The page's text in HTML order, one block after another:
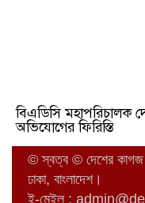
বিএডিসি মহাপরিচালক
অভিযোগের ফিরিস্তি
© স্বত্ব © দেশের
ঢাকা, বাংলাদেশ।
ই-মেইল :